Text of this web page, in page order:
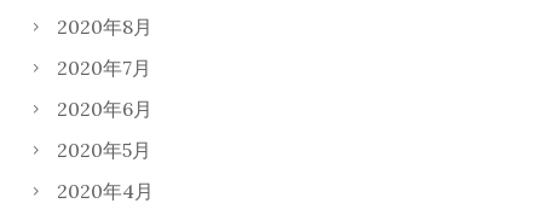
2020年8月
2020年7月
2020年6月
2020年5月
2020年4月